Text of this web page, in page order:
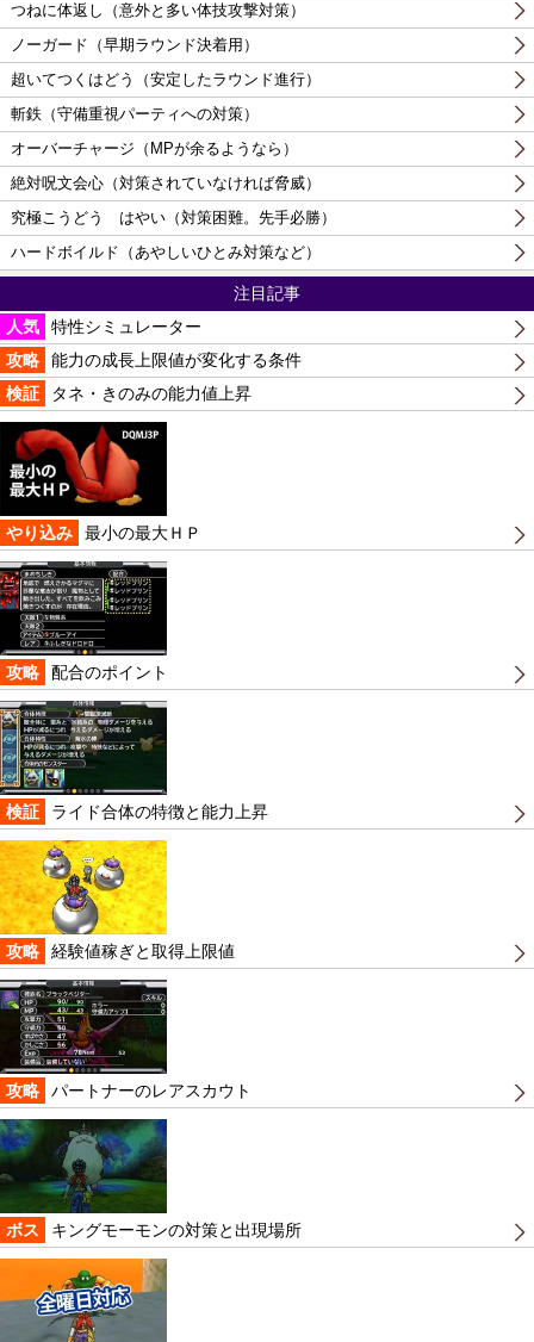
つねに体返し（意外と多い体技攻撃対策）
ノーガード（早期ラウンド決着用）
超いてつくはどう（安定したラウンド進行）
斬鉄（守備重視パーティへの対策）
オーバーチャージ（MPが余るようなら）
絶対呪文会心（対策されていなければ脅威）
究極こうどう はやい（対策困難。先手必勝）
ハードボイルド（あやしいひとみ対策など）
注目記事
人気
特性シミュレーター
攻略
能力の成長上限値が変化する条件
検証
タネ・きのみの能力値上昇
やり込み 最小の最大ＨＰ
攻略 配合のポイント
検証 ライド合体の特徴と能力上昇
攻略 経験値稼ぎと取得上限値
攻略 パートナーのレアスカウト
ボス キングモーモンの対策と出現場所